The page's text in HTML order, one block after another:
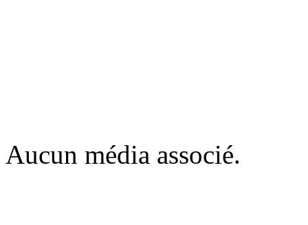
Aucun média associé.